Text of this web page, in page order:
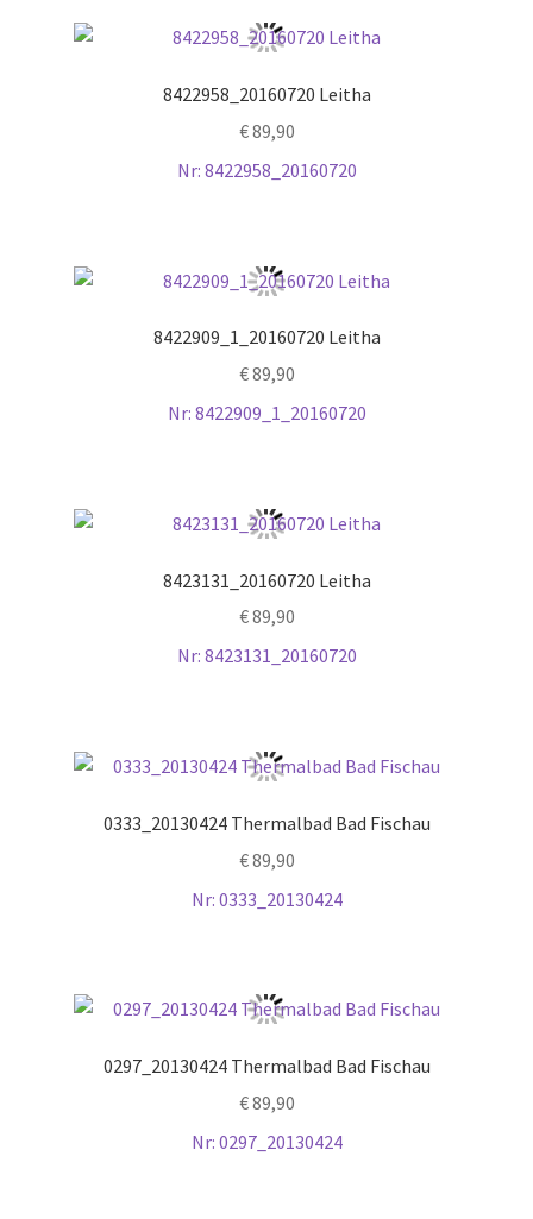
8422958_20160720 Leitha
€89,90
Nr: 8422958_20160720
8422909_1_20160720 Leitha
€89,90
Nr: 8422909_1_20160720
8423131_20160720 Leitha
€89,90
Nr: 8423131_20160720
0333_20130424 Thermalbad Bad Fischau
€89,90
Nr: 0333_20130424
0297_20130424 Thermalbad Bad Fischau
€89,90
Nr: 0297_20130424